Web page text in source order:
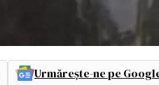
Urmărește-ne pe